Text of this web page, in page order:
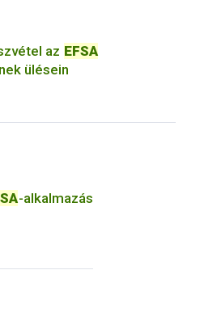
az EFSA
ülésein
-alkalmazás